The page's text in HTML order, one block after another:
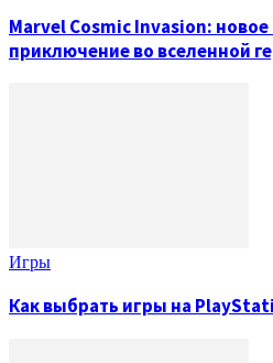
Marvel Cosmic Invasion:
приключение во вселенной
Игры
Как выбрать игры на